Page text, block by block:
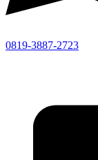
0819-3887-2723